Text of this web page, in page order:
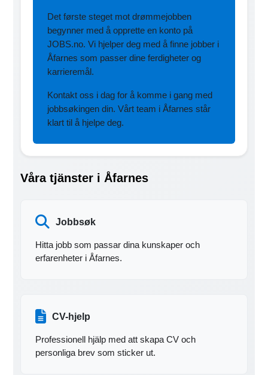
Det første steget mot drømmejobben
begynner med å opprette en konto på
JOBS.no. Vi hjelper deg med å finne jobber i
Åfarnes som passer dine ferdigheter og
karrieremål.
Kontakt oss i dag for å komme i gang med
jobbsøkingen din. Vårt team i Åfarnes står
klart til å hjelpe deg.
Våra tjänster i Åfarnes
Jobbsøk
Hitta jobb som passar dina kunskaper och
erfarenheter i Åfarnes.
CV-hjelp
Professionell hjälp med att skapa CV och
personliga brev som sticker ut.